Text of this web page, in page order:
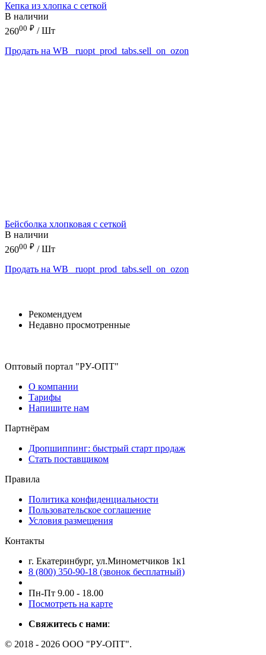
Кепка из хлопка с сеткой
В наличии
26000 ₽ / Шт
Продать на WB
_ruopt_prod_tabs.sell_on_ozon
Бейсболка хлопковая с сеткой
В наличии
26000 ₽ / Шт
Продать на WB
_ruopt_prod_tabs.sell_on_ozon
Рекомендуем
Недавно просмотренные
Оптовый портал "РУ-ОПТ"
О компании
Тарифы
Напишите нам
Партнёрам
Дропшиппинг: быстрый старт продаж
Стать поставщиком
Правила
Политика конфиденциальности
Пользовательское соглашение
Условия размещения
Контакты
г. Екатеринбург, ул.Минометчиков 1к1
8 (800) 350-90-18 (звонок бесплатный)
Пн-Пт 9.00 - 18.00
Посмотреть на карте
Свяжитесь с нами:
© 2018 - 2026 ООО "РУ-ОПТ".